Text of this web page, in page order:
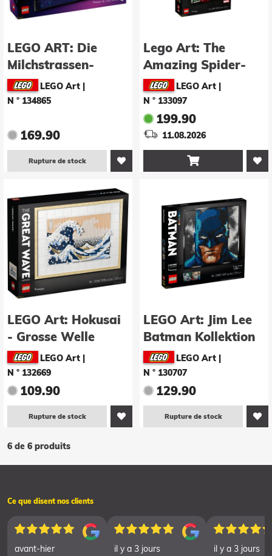
LEGO ART: Die
Milchstrassen-
Galaxie (31212)
LEGO Art
N ° 134865
169.90
Rupture de stock
Lego Art: The
Amazing Spider-
Man (31209)
LEGO Art
N ° 133097
199.90
11.08.2026

LEGO Art: Hokusai
- Grosse Welle
LEGO Art
N ° 132669
109.90
Rupture de stock
LEGO Art: Jim Lee
Batman Kollektion
(31205)LEGO Art
N ° 130707
129.90
Rupture de stock
6 de 6 produits
Ce que disent nos clients
avant-hier il y a 3 jours il y a 3 jours